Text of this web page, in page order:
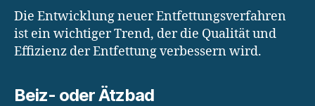
Die Entwicklung neuer Entfettungsverfahren
ist ein wichtiger Trend, der die Qualität und
Effizienz der Entfettung verbessern wird.
Beiz- oder Ätzbad